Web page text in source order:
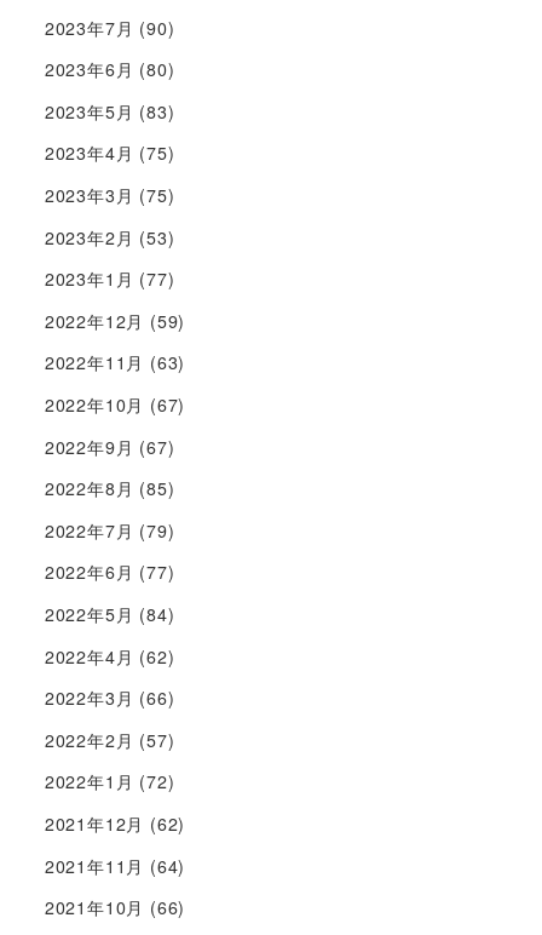
2023年7月 (90)
2023年6月 (80)
2023年5月 (83)
2023年4月 (75)
2023年3月 (75)
2023年2月 (53)
2023年1月 (77)
2022年12月 (59)
2022年11月 (63)
2022年10月 (67)
2022年9月 (67)
2022年8月 (85)
2022年7月 (79)
2022年6月 (77)
2022年5月 (84)
2022年4月 (62)
2022年3月 (66)
2022年2月 (57)
2022年1月 (72)
2021年12月 (62)
2021年11月 (64)
2021年10月 (66)